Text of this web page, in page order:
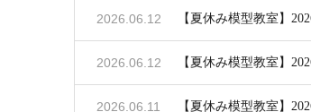
【夏休み模型教室】
2026.06.12
【夏休み模型教室】
2026.06.12
【夏休み模型教室】
2026.06.11